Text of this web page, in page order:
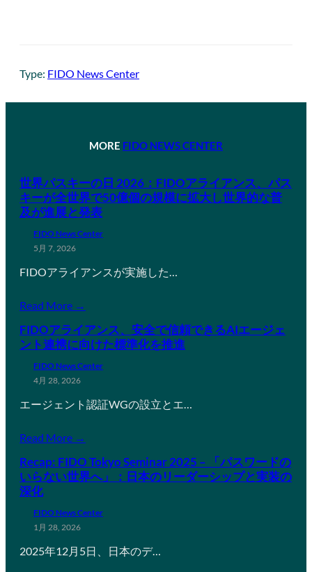
Type: FIDO News Center
MORE FIDO NEWS CENTER
世界パスキーの日 2026：FIDOアライアンス、パス
キーが全世界で50億個の規模に拡大し世界的な普
及が進展と発表
FIDO News Center
5月 7, 2026
FIDOアライアンスが実施した…
Read More →
FIDOアライアンス、安全で信頼できるAIエージェ
ント連携に向けた標準化を推進
FIDO News Center
4月 28, 2026
エージェント認証WGの設立とエ…
Read More →
Recap: FIDO Tokyo Seminar 2025 – 「パスワードの
いらない世界へ」：日本のリーダーシップと実装の
深化
FIDO News Center
1月 28, 2026
2025年12月5日、日本のデ…